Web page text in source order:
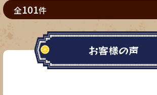
全101件
お客様の声